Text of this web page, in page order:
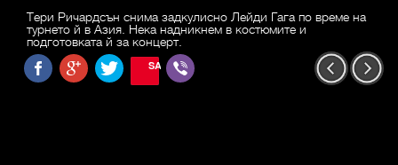
Тери Ричардсън снима задкулисно Лейди Гага по време на
турнето й в Азия. Нека надникнем в костюмите и
подготовката й за концерт.
SAVE